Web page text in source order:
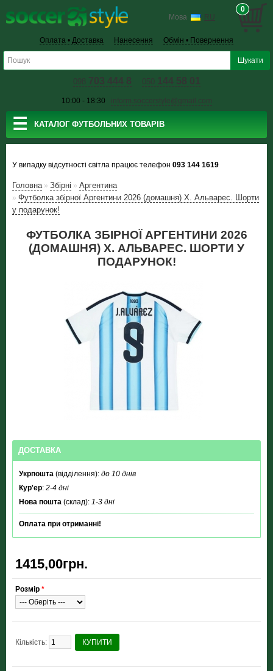
Мова RU
0
Оплата • Доставка Нанесення Обмін • Повернення
098 703 444 8 050 144 58 01
10:00 - 18:30 inform.soccerstyle@gmail.com
☰ КАТАЛОГ ФУТБОЛЬНИХ ТОВАРІВ
У випадку відсутності світла працює телефон 093 144 1619
Головна » Збiрнi » Аргентина
» Футболка збірної Аргентини 2026 (домашня) Х. Альварес. Шорти
у подарунок!
ФУТБОЛКА ЗБІРНОЇ АРГЕНТИНИ 2026
(ДОМАШНЯ) Х. АЛЬВАРЕС. ШОРТИ У
ПОДАРУНОК!
ДОСТАВКА
Укрпошта (відділення): до 10 днів
Кур'ер: 2-4 дні
Нова пошта (склад): 1-3 дні
Оплата при отриманні!
1415,00грн.
Розмір *
Кількість: КУПИТИ